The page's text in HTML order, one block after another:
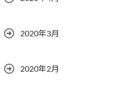
2020年3月
2020年2月